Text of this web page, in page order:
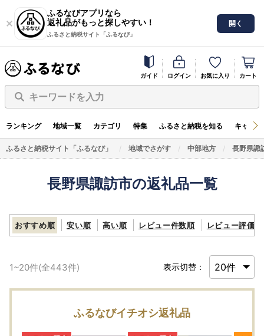
ふるなびアプリなら
返礼品がもっと探しやすい！
ふるさと納税サイト「ふるなび」
開く
ガイド ログイン お気に入り カート
キーワードを入力
ランキング 地域一覧 カテゴリ 特集 ふるさと納税を知る キャン
ふるさと納税サイト「ふるなび」 地域でさがす 中部地方 長野県諏
長野県諏訪市の返礼品一覧
おすすめ順 安い順 高い順 レビュー件数順 レビュー評価順
1~20件(全443件) 表示切替：
ふるなびイチオシ返礼品